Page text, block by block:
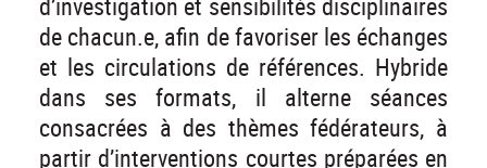
d’investigation et sensibilités disciplinaires
de chacun.e, afin de favoriser les échanges
et les circulations de références. Hybride
dans ses formats, il alterne séances
consacrées à des thèmes fédérateurs, à
partir d’interventions courtes préparées en